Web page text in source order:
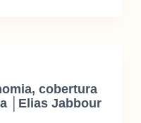
cobertura
│Elias Jabbour